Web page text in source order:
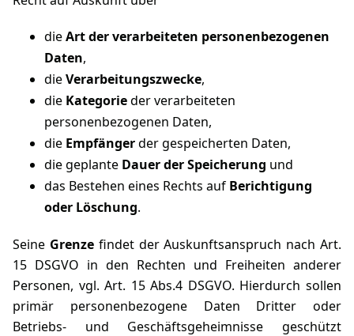
dieArt der verarbeiteten personenbezogenen
Daten,
dieVerarbeitungszwecke,
die Kategorieder verarbeiteten
personenbezogenen Daten,
die Empfängerder gespeicherten Daten,
die geplante Dauer der Speicherung und
das Bestehen eines Rechts auf Berichtigung
oder Löschung.
Seine Grenzefindet der Auskunftsanspruch nach Art.
15 DSGVO in den Rechten und Freiheiten anderer
Personen, vgl. Art. 15 Abs.4 DSGVO. Hierdurch sollen
primär personenbezogene Daten Dritter oder
Betriebs- und Geschäftsgeheimnisse geschützt